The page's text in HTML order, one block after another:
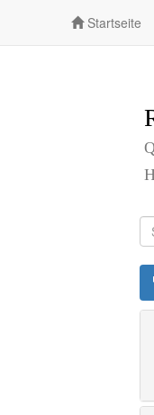
Startseite